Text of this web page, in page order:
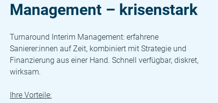
Management – krisenstark
Turnaround Interim Management: erfahrene
Sanierer:innen auf Zeit, kombiniert mit Strategie und
Finanzierung aus einer Hand. Schnell verfügbar, diskret,
wirksam.
Ihre Vorteile: